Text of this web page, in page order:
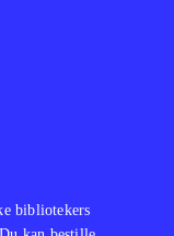
bibliotekers